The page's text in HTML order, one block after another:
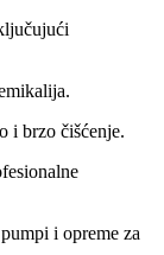
i brzo čišćenje.
i opreme za